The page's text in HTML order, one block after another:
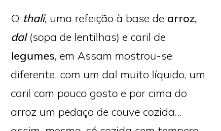
O thali, uma refeição à base de arroz,
dal(sopa de lentilhas) e caril de
legumes, em Assam mostrou-se
diferente, com um dal muito líquido, um
caril com pouco gosto e por cima do
arroz um pedaço de couve cozida…